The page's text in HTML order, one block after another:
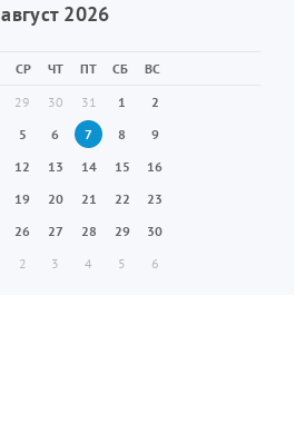
август 2026
СР ЧТ ПТ СБ
ВС
29 30 31 1
2
5 6 7 8
9
12 13 14 15
16
19 20 21 22
23
26 27 28 29
30
2 3 4 5 6